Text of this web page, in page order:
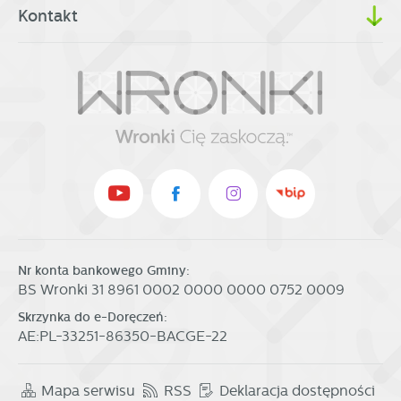
Kontakt
Nr konta bankowego Gminy:
BS Wronki 31 8961 0002 0000 0000 0752 0009
Skrzynka do e-Doręczeń:
AE:PL-33251-86350-BACGE-22
Mapa serwisu RSS Deklaracja dostępności
w charakterze pośredników prezentujących nasze treści w